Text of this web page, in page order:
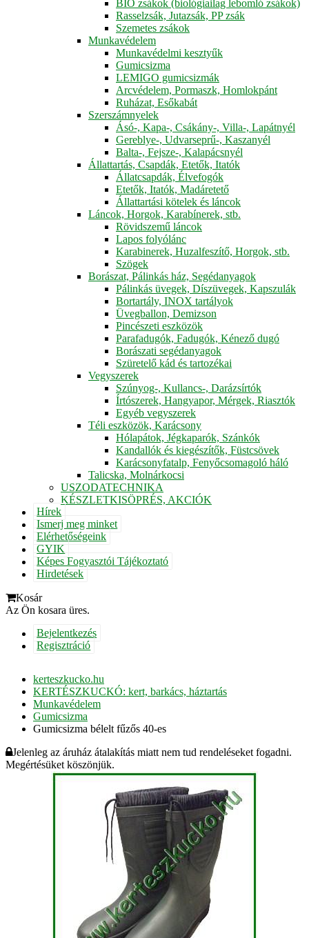
BIO zsákok (biológiailag lebomló zsákok)
Rasselzsák, Jutazsák, PP zsák
Szemetes zsákok
Munkavédelem
Munkavédelmi kesztyűk
Gumicsizma
LEMIGO gumicsizmák
Arcvédelem, Pormaszk, Homlokpánt
Ruházat, Esőkabát
Szerszámnyelek
Ásó-, Kapa-, Csákány-, Villa-, Lapátnyél
Gereblye-, Udvarseprű-, Kaszanyél
Balta-, Fejsze-, Kalapácsnyél
Állattartás, Csapdák, Etetők, Itatók
Állatcsapdák, Élvefogók
Etetők, Itatók, Madáretető
Állattartási kötelek és láncok
Láncok, Horgok, Karabínerek, stb.
Rövidszemű láncok
Lapos folyólánc
Karabinerek, Huzalfeszítő, Horgok, stb.
Szögek
Borászat, Pálinkás ház, Segédanyagok
Pálinkás üvegek, Díszüvegek, Kapszulák
Bortartály, INOX tartályok
Üvegballon, Demizson
Pincészeti eszközök
Parafadugók, Fadugók, Kénező dugó
Borászati segédanyagok
Szüretelő kád és tartozékai
Vegyszerek
Szúnyog-, Kullancs-, Darázsírtók
Írtószerek, Hangyapor, Mérgek, Riasztók
Egyéb vegyszerek
Téli eszközök, Karácsony
Hólapátok, Jégkaparók, Szánkók
Kandallók és kiegészítők, Füstcsövek
Karácsonyfatalp, Fenyőcsomagoló háló
Talicska, Molnárkocsi
USZODATECHNIKA
KÉSZLETKISÖPRÉS, AKCIÓK
Hírek
Ismerj meg minket
Elérhetőségeink
GYIK
Képes Fogyasztói Tájékoztató
Hirdetések
Kosár
Az Ön kosara üres.
Bejelentkezés
Regisztráció
kerteszkucko.hu
KERTÉSZKUCKÓ: kert, barkács, háztartás
Munkavédelem
Gumicsizma
Gumicsizma bélelt fűzős 40-es
Jelenleg az áruház átalakítás miatt nem tud rendeléseket fogadni.
Megértésüket köszönjük.